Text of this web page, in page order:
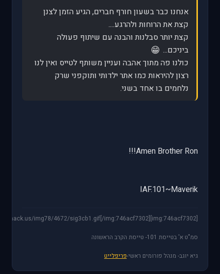
אנחנו כבר בשעון חורף חברים, הגיע הזמן לצנן
קצת את הרוחות ולהרגע....
קצת יותר סבלנות והבנה עם שיתוף פעולה
ביניכם... 😁
כולנו פה מתוך אהבה ועניין משותף לטייס ואין לנו
רצון להיראות כמו אתר ילדותי ותוקפני שרק
נלחמים בו אחד בשני.
Amen Brother Ron!!!
IAF.101~Maverik
[img:746acf7302]http://img78.imageshack.us/img78/4672/sig3cb1.gif[/img:746acf7302]
סמ"ט א' בטייסת 101- טייסת הקרב הראשונה
גיא יוגב- מנהל פורומים ראשי-פריפלייט